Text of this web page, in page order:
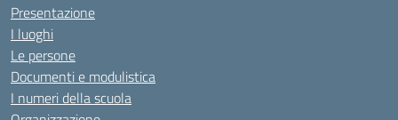
Presentazione
I luoghi
Le persone
Documenti e modulistica
I numeri della scuola